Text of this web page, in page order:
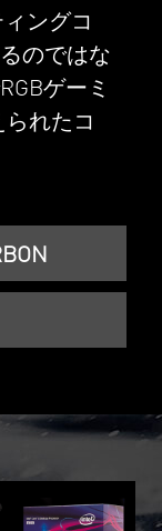
ングコ
のではな
ゲーミ
れたコ